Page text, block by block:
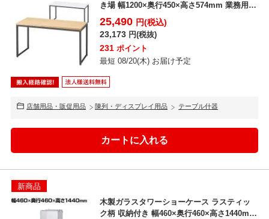
き場 幅1200×奥行450×高さ574mm 業務用
店...
25,490 円(税込)
23,173 円(税抜)
231 ポイント
最短 08/20(木) お届け予定
店舗用品・販促用品 陳列・ディスプレイ用品 テーブル什器
新商品
木製ガラスタワーショーケース ラスティッ
ク柄 収納付き 幅460×奥行460×高さ1440mm